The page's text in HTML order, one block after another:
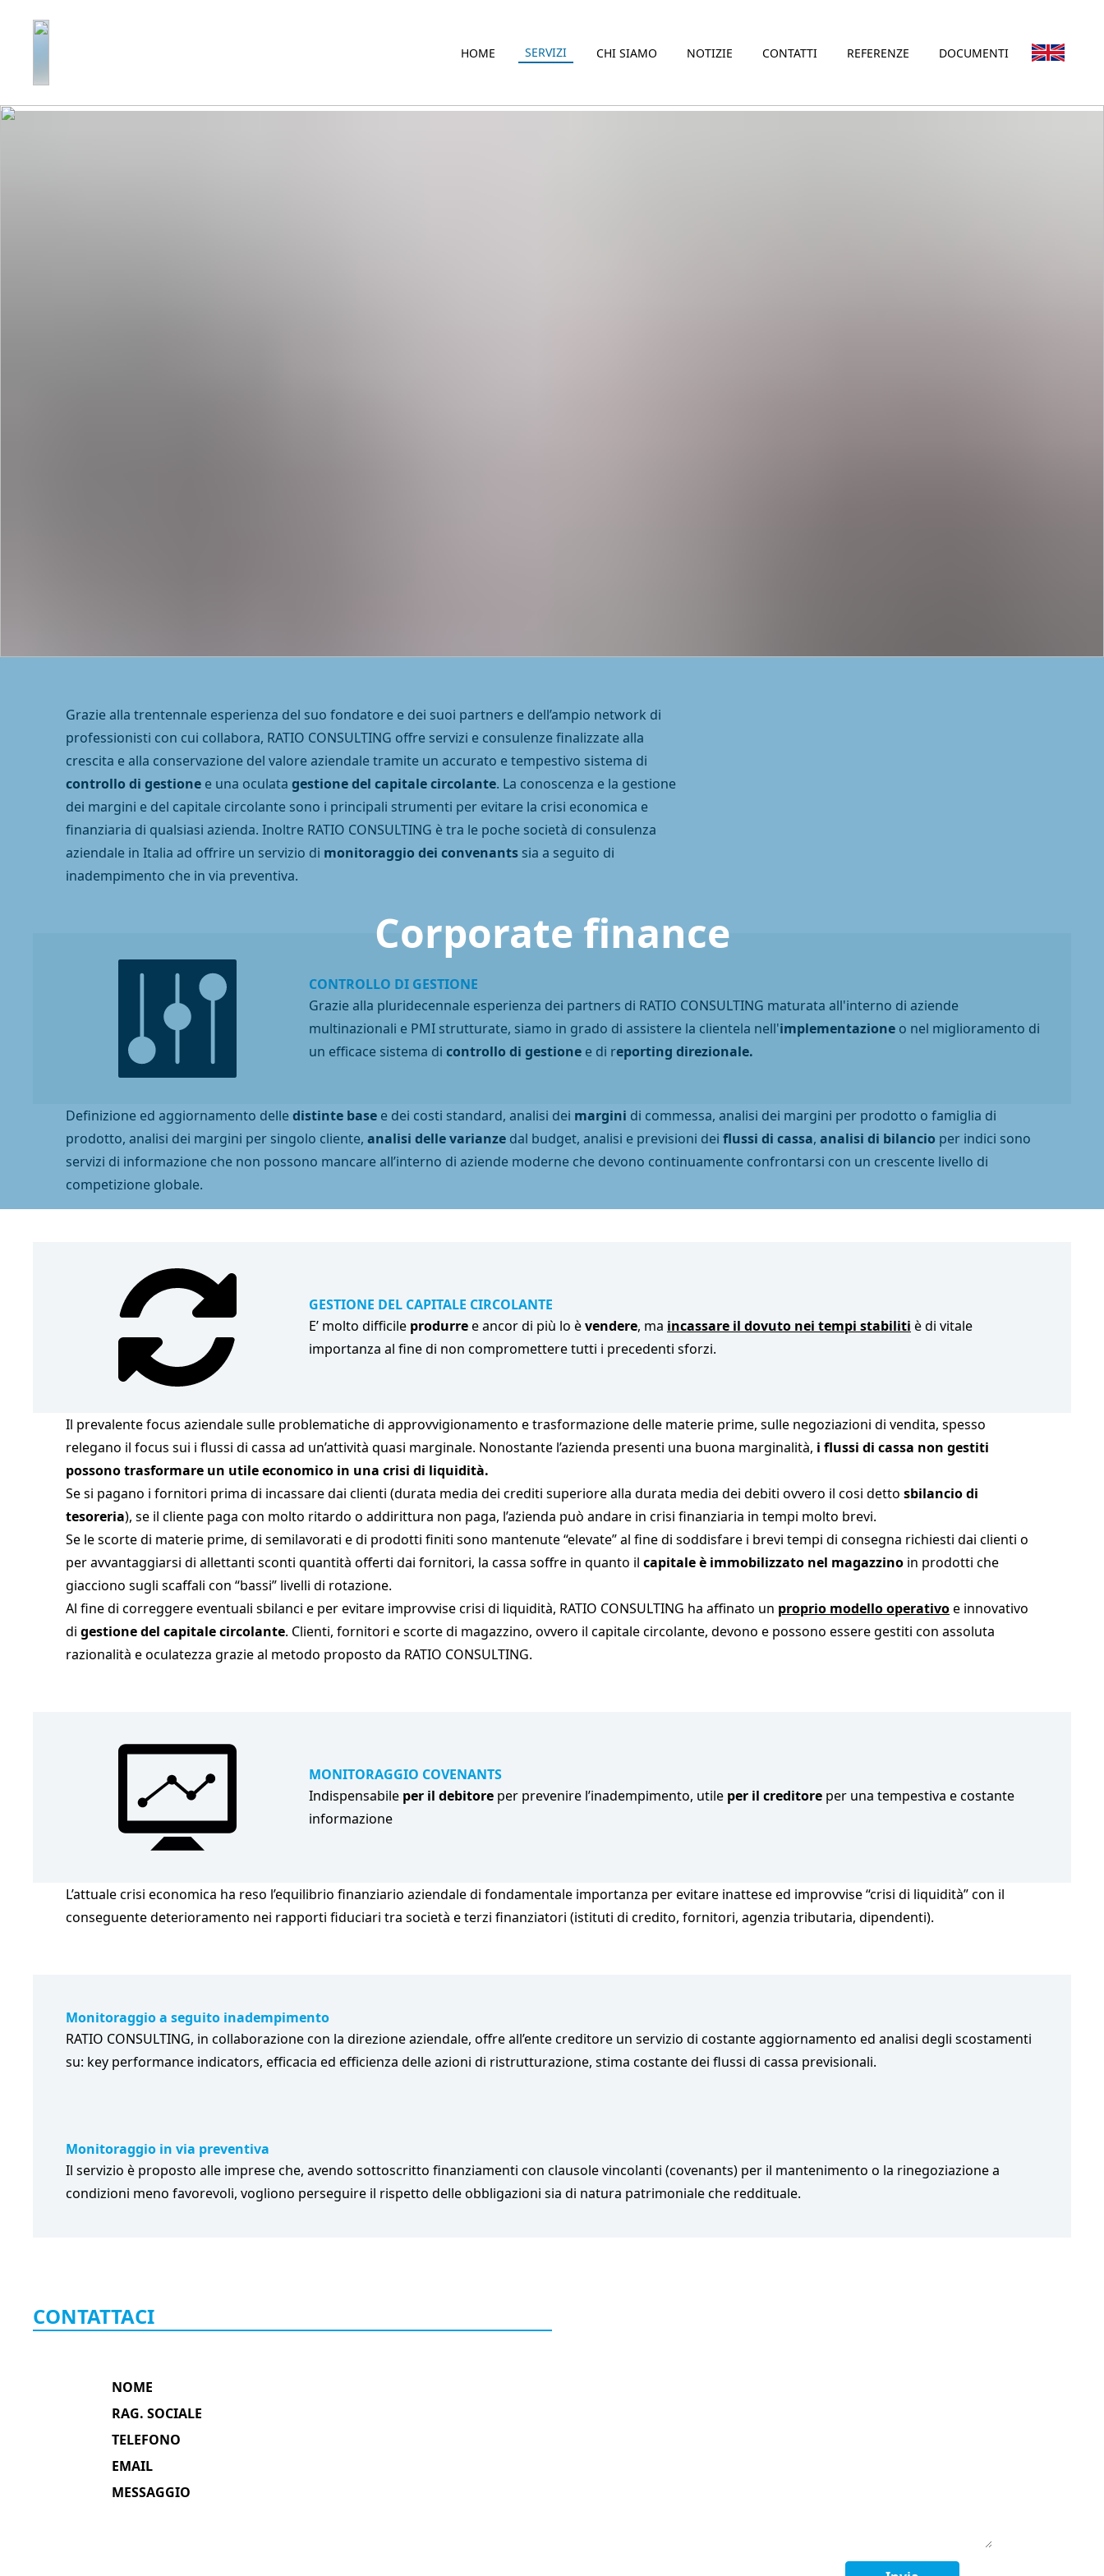
HOME SERVIZI CHI SIAMO NOTIZIE CONTATTI REFERENZE DOCUMENTI
Corporate finance
Grazie alla trentennale esperienza del suo fondatore e dei suoi partners e dell’ampio network di
professionisti con cui collabora, RATIO CONSULTING offre servizi e consulenze finalizzate alla
crescita e alla conservazione del valore aziendale tramite un accurato e tempestivo sistema di
controllo di gestione e una oculata gestione del capitale circolante. La conoscenza e la gestione
dei margini e del capitale circolante sono i principali strumenti per evitare la crisi economica e
finanziaria di qualsiasi azienda. Inoltre RATIO CONSULTING è tra le poche società di consulenza
aziendale in Italia ad offrire un servizio di monitoraggio dei convenants sia a seguito di
inadempimento che in via preventiva.
CONTROLLO DI GESTIONE
Grazie alla pluridecennale esperienza dei partners di RATIO CONSULTING maturata all'interno di aziende
multinazionali e PMI strutturate, siamo in grado di assistere la clientela nell'implementazione o nel miglioramento di
un efficace sistema di controllo di gestione e di reporting direzionale.
Definizione ed aggiornamento delledistinte base e dei costi standard, analisi dei margini di commessa, analisi dei margini per prodotto o famiglia di
prodotto, analisi dei margini per singolo cliente, analisi delle varianze dal budget, analisi e previsioni dei flussi di cassa, analisi di bilancio per indici sono
servizi di informazione che non possono mancare all’interno di aziende moderne che devono continuamente confrontarsi con un crescente livello di
competizione globale.
GESTIONE DEL CAPITALE CIRCOLANTE
E’ molto difficile produrree ancor di più lo èvendere, ma incassare il dovuto nei tempi stabiliti è di vitale
importanza al fine di non compromettere tutti i precedenti sforzi.
Il prevalente focus aziendale sulle problematiche di approvvigionamento e trasformazione delle materie prime, sulle negoziazioni di vendita, spesso
relegano il focus sui i flussi di cassa ad un’attività quasi marginale. Nonostante l’azienda presenti una buona marginalità, i flussi di cassa non gestiti
possono trasformare un utile economico in una crisi di liquidità.
Se si pagano i fornitori prima di incassare dai clienti (durata media dei crediti superiore alla durata media dei debiti ovvero il cosi detto sbilancio di
tesoreria), se il cliente paga con molto ritardo o addirittura non paga, l’azienda può andare in crisi finanziaria in tempi molto brevi.
Se le scorte di materie prime, di semilavorati e di prodotti finiti sono mantenute “elevate” al fine di soddisfare i brevi tempi di consegna richiesti dai clienti o
per avvantaggiarsi di allettanti sconti quantità offerti dai fornitori, la cassa soffre in quanto il capitale è immobilizzato nel magazzino in prodotti che
giacciono sugli scaffali con “bassi” livelli di rotazione.
Al fine di correggere eventuali sbilanci e per evitare improvvise crisi di liquidità, RATIO CONSULTING ha affinato un proprio modello operativoe innovativo
di gestione del capitale circolante. Clienti, fornitori e scorte di magazzino, ovvero il capitale circolante, devono e possono essere gestiti con assoluta
razionalità e oculatezza grazie al metodo proposto da RATIO CONSULTING.
MONITORAGGIO COVENANTS
Indispensabile per il debitore per prevenire l’inadempimento, utile per il creditore per una tempestiva e costante
informazione
L’attuale crisi economica ha reso l’equilibrio finanziario aziendale di fondamentale importanza per evitare inattese ed improvvise “crisi di liquidità” con il
conseguente deterioramento nei rapporti fiduciari tra società e terzi finanziatori (istituti di credito, fornitori, agenzia tributaria, dipendenti).
Monitoraggio a seguito inadempimento
RATIO CONSULTING, in collaborazione con la direzione aziendale, offre all’ente creditore un servizio di costante aggiornamento ed analisi degli scostamenti
su: key performance indicators, efficacia ed efficienza delle azioni di ristrutturazione, stima costante dei flussi di cassa previsionali.
Monitoraggio in via preventiva
Il servizio è proposto alle imprese che, avendo sottoscritto finanziamenti con clausole vincolanti (covenants) per il mantenimento o la rinegoziazione a
condizioni meno favorevoli, vogliono perseguire il rispetto delle obbligazioni sia di natura patrimoniale che reddituale.
CONTATTACI
NOME
RAG. SOCIALE
TELEFONO
EMAIL
MESSAGGIO